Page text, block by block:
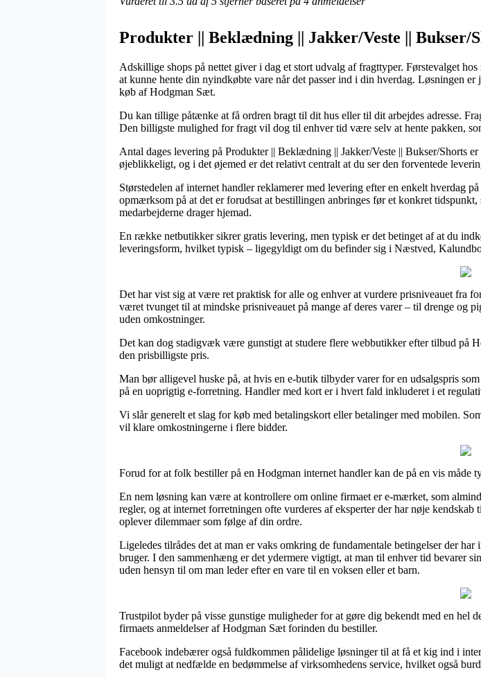
Produkter || Beklædning || Jakker/Veste || Bukser/
Adskillige shops på nettet giver i dag et stort udvalg af fragttyper. Førstevalget
at kunne hente din nyindkøbte vare når det passer ind i din hverdag. Løsningen
køb af Hodgman Sæt.
Du kan tillige påtænke at få ordren bragt til dit hus eller til dit arbejdes adresse.
Den billigste mulighed for fragt vil dog til enhver tid være selv at hente pakken,
Antal dages levering på Produkter || Beklædning || Jakker/Veste || Bukser/Shorts
øjeblikkeligt, og i det øjemed er det relativt centralt at du ser den forventede
Størstedelen af internet handler reklamerer med levering efter en enkelt hverdag
opmærksom på at det er forudsat at bestillingen anbringes før et konkret
medarbejderne drager hjemad.
En række netbutikker sikrer gratis levering, men typisk er det betinget af at du
leveringsform, hvilket typisk – ligegyldigt om du befinder sig i Næstved,
Det har vist sig at være ret praktisk for alle og enhver at vurdere prisniveauet fra
været tvunget til at mindske prisniveauet på mange af deres varer – til drenge og
uden omkostninger.
Det kan dog stadigvæk være gunstigt at studere flere webbutikker efter tilbud på
den prisbilligste pris.
Man bør alligevel huske på, at hvis en e-butik tilbyder varer for en udsalgspris
på en uoprigtig e-forretning. Handler med kort er i hvert fald inkluderet i et
Vi slår generelt et slag for køb med betalingskort eller betalinger med mobilen.
vil klare omkostningerne i flere bidder.
Forud for at folk bestiller på en Hodgman internet handler kan de på en vis måde
En nem løsning kan være at kontrollere om online firmaet er e-mærket, som
regler, og at internet forretningen ofte vurderes af eksperter der har nøje
oplever dilemmaer som følge af din ordre.
Ligeledes tilrådes det at man er vaks omkring de fundamentale betingelser der
bruger. I den sammenhæng er det ydermere vigtigt, at man til enhver tid bevarer
uden hensyn til om man leder efter en vare til en voksen eller et barn.
Trustpilot byder på visse gunstige muligheder for at gøre dig bekendt med en hel
firmaets anmeldelser af Hodgman Sæt forinden du bestiller.
Facebook indebærer også fuldkommen pålidelige løsninger til at få et kig ind i
det muligt at nedfælde en bedømmelse af virksomhedens service, hvilket også